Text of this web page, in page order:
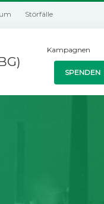
Störfälle
Kampagnen
SPENDEN